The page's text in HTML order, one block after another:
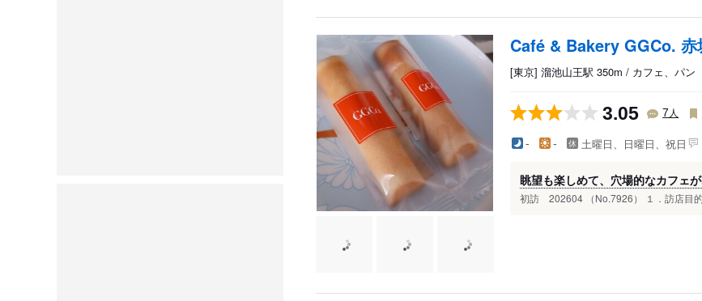
Café & Bakery GGCo. 赤
[東京] 溜池山王駅 350m / カフェ、パン
3.05 7 人
- - 土曜日、日曜日、祝日
眺望も楽しめて、穴場的なカフェ
初訪 202604 （No.7926） １．訪店目